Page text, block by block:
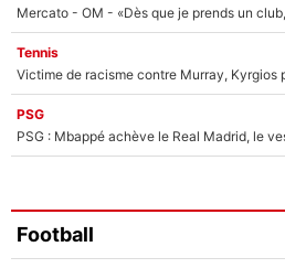
Tennis
PSG
PSG : Mbappé achève le Real Madrid, le
Football